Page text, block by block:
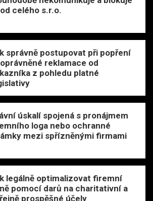
celého s.r.o.
správně postupovat při popření
reklamace od
z pohledu platné
úskalí spojená s pronájmem
loga nebo ochranné
mezi spřízněnými firmami
legálně optimalizovat firemní
pomocí darů na charitativní a
prospěšné účely